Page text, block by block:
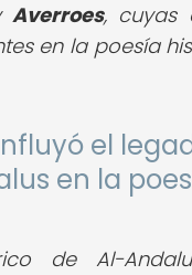
Averroes, cuyas
en la poesía
el
en la
de Al-